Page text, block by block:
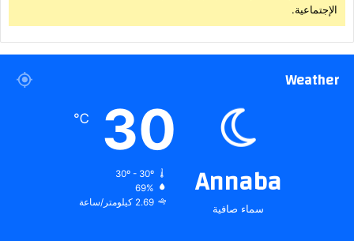
الإجتماعية.
Weather
Annaba
سماء صافية
30
℃
30º - 30º
69%
2.69 كيلومتر/ساعة